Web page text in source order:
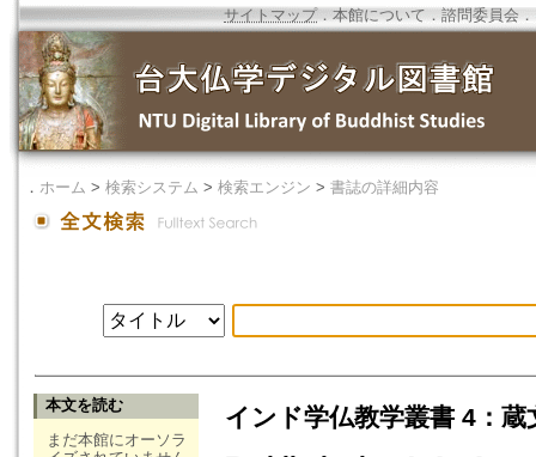
サイトマップ．本館について ． 諮問委員会 ．
． ホーム > 検索システム > 検索エンジン > 書誌の詳細内容
本文を読む
まだ本館にオーソラ
インド学仏教学叢書 4：